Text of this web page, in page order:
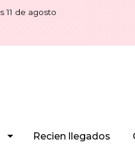
11 de agosto
Recien llegados